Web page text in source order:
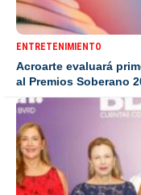
ENTRETENIMIENTO
Acroarte evaluará
al Premios Soberano